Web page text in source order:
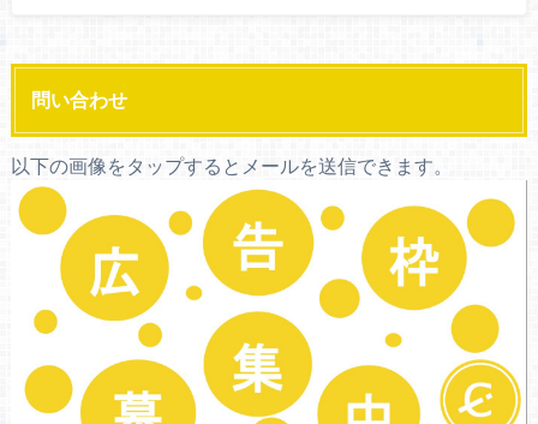
問い合わせ
以下の画像をタップするとメールを送信できます。